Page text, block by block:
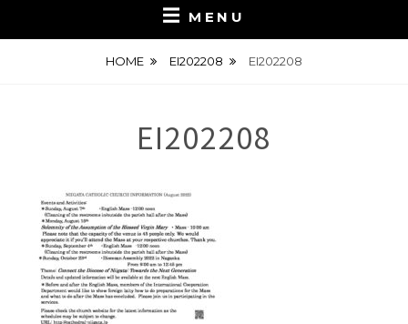
MENU
HOME EI202208 EI202208
EI202208